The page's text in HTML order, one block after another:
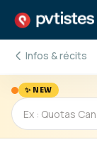
Infos & récits
✨ NEW